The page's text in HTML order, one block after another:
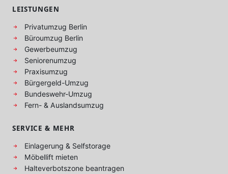
LEISTUNGEN
Privatumzug Berlin
Büroumzug Berlin
Gewerbeumzug
Seniorenumzug
Praxisumzug
Bürgergeld-Umzug
Bundeswehr-Umzug
Fern- & Auslandsumzug
SERVICE & MEHR
Einlagerung & Selfstorage
Möbellift mieten
Halteverbotszone beantragen